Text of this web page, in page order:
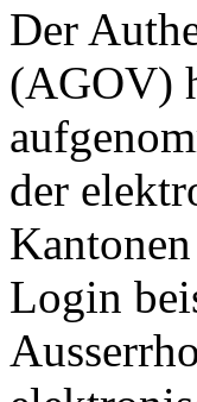
Der
(AGOV)
der
Login